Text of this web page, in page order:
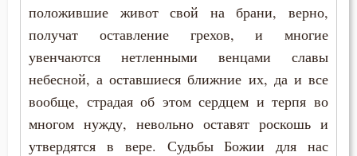
Будущее
Вера
Воздаяние
положившие живот свой на брани, верно,
получат оставление грехов, и многие
увенчаются нетленными венцами славы
небесной, а оставшиеся ближние их, да и все
вообще, страдая об этом сердцем и терпя во
многом нужду, невольно оставят роскошь и
утвердятся в вере. Судьбы Божии для нас